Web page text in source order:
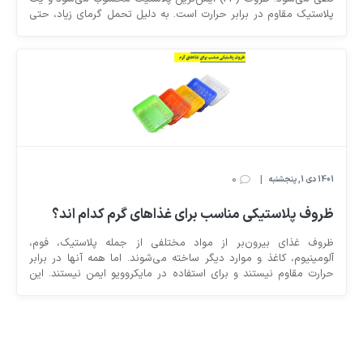
پلاستیک مقاوم در برابر حرارت است. به دلیل تحمل گرمای زیاد، حتی
1401 دی 1, پنجشنبه |
0
ظروف پلاستیکی مناسب برای غذاهای گرم کدام اند؟
ظروف غذای بیرون‌بر از مواد مختلفی از جمله پلاستیک، فوم،
آلومینیوم، کاغذ و موارد دیگر ساخته می‌شوند. اما همه آنها در برابر
حرارت مقاوم نیستند و برای استفاده در مایکروویو ایمن نیستند. این